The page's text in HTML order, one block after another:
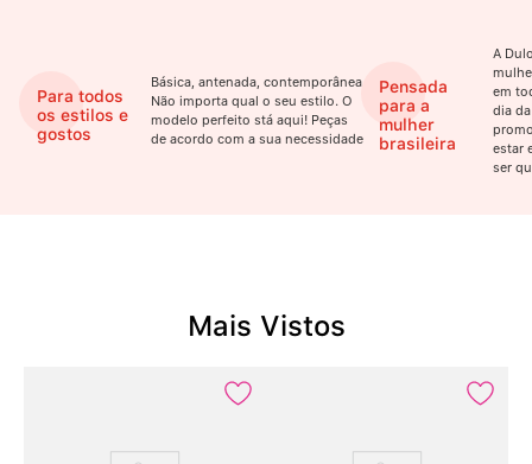
Para todos
os estilos e
gostos
Básica, antenada, contemporânea.
Não importa qual o seu estilo. O
modelo perfeito stá aqui! Peças
de acordo com a sua necessidade
Pensada
para a
mulher
brasileira
A
em
dia
estar
ser
Mais Vistos